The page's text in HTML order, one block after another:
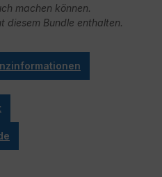
machen können.
diesem Bundle enthalten.